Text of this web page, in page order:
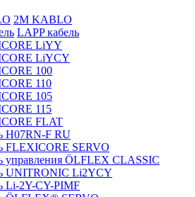
2M KABLO
LAPP кабель
LiYY
LiYCY
100
110
105
115
FLAT
H07RN-F RU
FLEXICORE SERVO
управления ÖLFLEX CLASSIC
UNITRONIC Li2YCY
Li-2Y-CY-PIMF